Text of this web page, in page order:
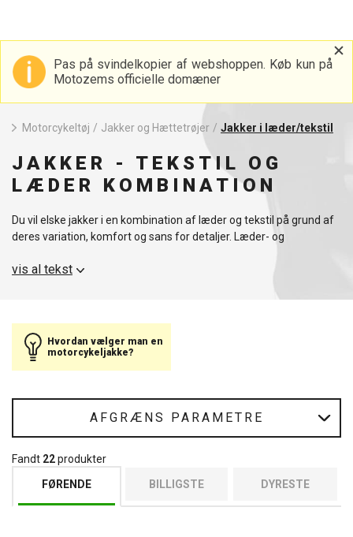
Pas på svindelkopier af webshoppen. Køb kun på
Motozems officielle domæner
Motorcykeltøj / Jakker og Hættetrøjer / Jakker i læder/tekstil
JAKKER - TEKSTIL OG
LÆDER KOMBINATION
Du vil elske jakker i en kombination af læder og tekstil på grund af
deres variation, komfort og sans for detaljer. Læder- og
vis al tekst
Hvordan vælger man en
motorcykeljakke?
AFGRÆNS PARAMETRE
Fandt 22produkter
FØRENDE
BILLIGSTE DYRESTE